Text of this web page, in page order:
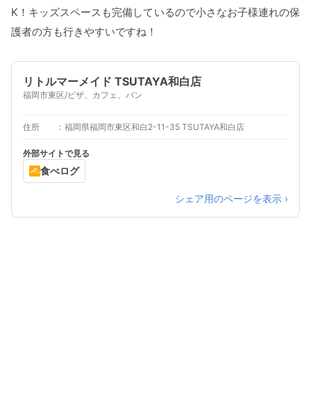
K！キッズスペースも完備しているので小さなお子様連れの保
護者の方も行きやすいですね！
リトルマーメイド TSUTAYA和白店
福岡市東区/ピザ、カフェ、パン
住所 福岡県福岡市東区和白2-11-35 TSUTAYA和白店
外部サイトで見る
食べログ
シェア用のページを表示 ›